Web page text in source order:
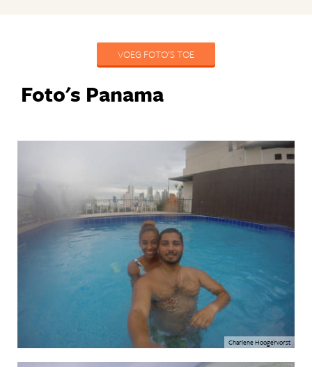
VOEG FOTO'S TOE
Foto's Panama
Charlene Hoogervorst